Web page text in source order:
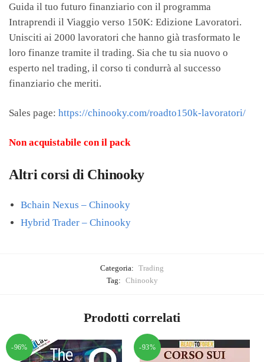
Guida il tuo futuro finanziario con il programma
Intraprendi il Viaggio verso 150K: Edizione Lavoratori.
Unisciti ai 2000 lavoratori che hanno già trasformato le
loro finanze tramite il trading. Sia che tu sia nuovo o
esperto nel trading, il corso ti condurrà al successo
finanziario che meriti.
Sales page: https://chinooky.com/roadto150k-lavoratori/
Non acquistabile con il pack
Altri corsi di Chinooky
Bchain Nexus – Chinooky
Hybrid Trader – Chinooky
Categoria: Trading
Tag: Chinooky
Prodotti correlati
-96% -93%